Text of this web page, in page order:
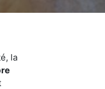
la